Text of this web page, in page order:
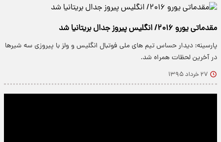
مقدماتی یورو ۲۰۱۶/ انگلیس پیروز جدال بریتانیا شد
پارسینه: دیدار حساس تیم های ملی فوتبال انگلیس و ولز با پیروزی سه شیرها
در آخرین لحظات همراه شد.
۲۷ خرداد ۱۳۹۵